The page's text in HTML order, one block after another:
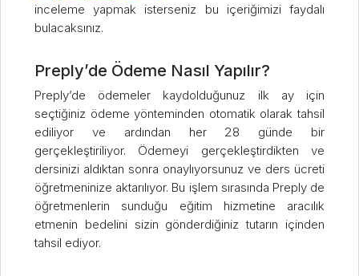
inceleme yapmak isterseniz bu içeriğimizi faydalı
bulacaksınız.
Preply’de Ödeme Nasıl Yapılır?
Preply’de ödemeler kaydolduğunuz ilk ay için
seçtiğiniz ödeme yönteminden otomatik olarak tahsil
ediliyor ve ardından her 28 günde bir
gerçekleştiriliyor. Ödemeyi gerçekleştirdikten ve
dersinizi aldıktan sonra onaylıyorsunuz ve ders ücreti
öğretmeninize aktarılıyor. Bu işlem sırasında Preply de
öğretmenlerin sunduğu eğitim hizmetine aracılık
etmenin bedelini sizin gönderdiğiniz tutarın içinden
tahsil ediyor.